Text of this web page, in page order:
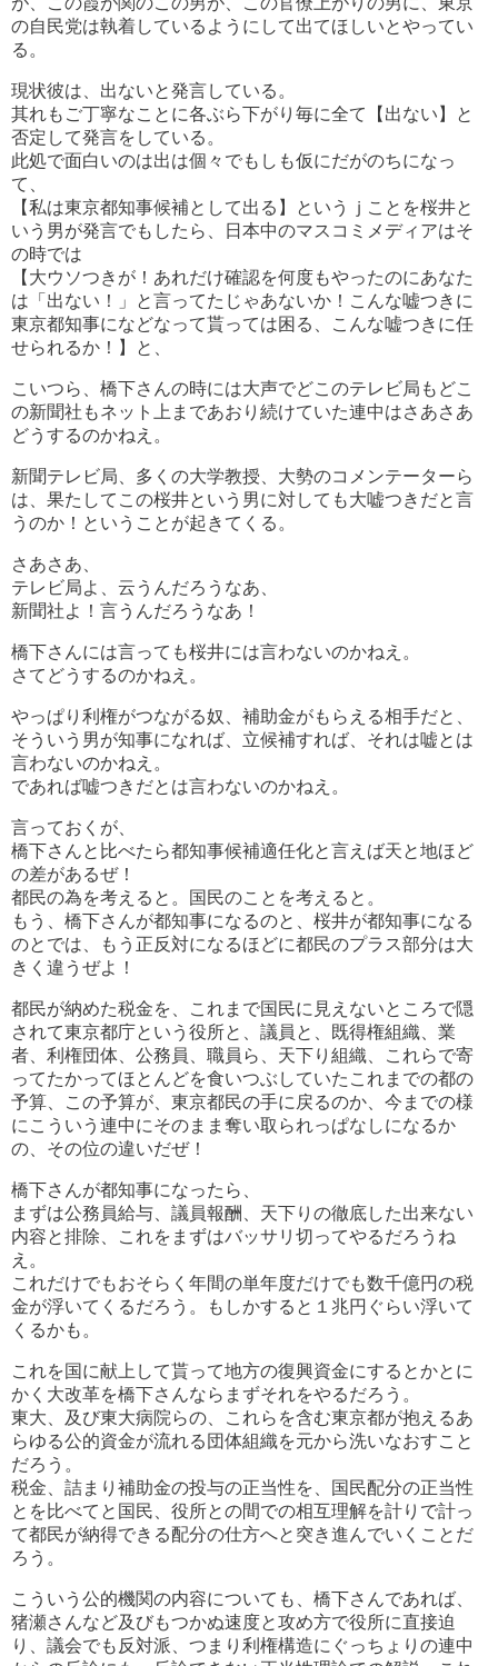
の自民党は執着しているようにして出てほしいとやってい
る。
現状彼は、出ないと発言している。
其れもご丁寧なことに各ぶら下がり毎に全て【出ない】と
否定して発言をしている。
此処で面白いのは出は個々でもしも仮にだがのちになっ
て、
【私は東京都知事候補として出る】というｊことを桜井と
いう男が発言でもしたら、日本中のマスコミメディアはそ
の時では
【大ウソつきが！あれだけ確認を何度もやったのにあなた
は「出ない！」と言ってたじゃあないか！こんな嘘つきに
東京都知事になどなって貰っては困る、こんな嘘つきに任
せられるか！】と、
こいつら、橋下さんの時には大声でどこのテレビ局もどこ
の新聞社もネット上まであおり続けていた連中はさあさあ
どうするのかねえ。
新聞テレビ局、多くの大学教授、大勢のコメンテーターら
は、果たしてこの桜井という男に対しても大嘘つきだと言
うのか！ということが起きてくる。
さあさあ、
テレビ局よ、云うんだろうなあ、
新聞社よ！言うんだろうなあ！
橋下さんには言っても桜井には言わないのかねえ。
さてどうするのかねえ。
やっぱり利権がつながる奴、補助金がもらえる相手だと、
そういう男が知事になれば、立候補すれば、それは嘘とは
言わないのかねえ。
であれば嘘つきだとは言わないのかねえ。
言っておくが、
橋下さんと比べたら都知事候補適任化と言えば天と地ほど
の差があるぜ！
都民の為を考えると。国民のことを考えると。
もう、橋下さんが都知事になるのと、桜井が都知事になる
のとでは、もう正反対になるほどに都民のプラス部分は大
きく違うぜよ！
都民が納めた税金を、これまで国民に見えないところで隠
されて東京都庁という役所と、議員と、既得権組織、業
者、利権団体、公務員、職員ら、天下り組織、これらで寄
ってたかってほとんどを食いつぶしていたこれまでの都の
予算、この予算が、東京都民の手に戻るのか、今までの様
にこういう連中にそのまま奪い取られっぱなしになるか
の、その位の違いだぜ！
橋下さんが都知事になったら、
まずは公務員給与、議員報酬、天下りの徹底した出来ない
内容と排除、これをまずはバッサリ切ってやるだろうね
え。
これだけでもおそらく年間の単年度だけでも数千億円の税
金が浮いてくるだろう。もしかすると１兆円ぐらい浮いて
くるかも。
これを国に献上して貰って地方の復興資金にするとかとに
かく大改革を橋下さんならまずそれをやるだろう。
東大、及び東大病院らの、これらを含む東京都が抱えるあ
らゆる公的資金が流れる団体組織を元から洗いなおすこと
だろう。
税金、詰まり補助金の投与の正当性を、国民配分の正当性
とを比べてと国民、役所との間での相互理解を計りで計っ
て都民が納得できる配分の仕方へと突き進んでいくことだ
ろう。
こういう公的機関の内容についても、橋下さんであれば、
猪瀬さんなど及びもつかぬ速度と攻め方で役所に直接迫
り、議会でも反対派、つまり利権構造にぐっちょりの連中